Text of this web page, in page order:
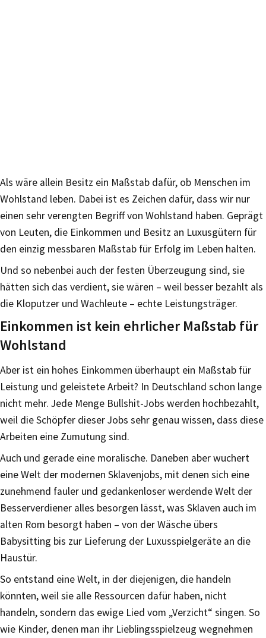
Als wäre allein Besitz ein Maßstab dafür, ob Menschen im
Wohlstand leben. Dabei ist es Zeichen dafür, dass wir nur
einen sehr verengten Begriff von Wohlstand haben. Geprägt
von Leuten, die Einkommen und Besitz an Luxusgütern für
den einzig messbaren Maßstab für Erfolg im Leben halten.
Und so nebenbei auch der festen Überzeugung sind, sie
hätten sich das verdient, sie wären – weil besser bezahlt als
die Kloputzer und Wachleute – echte Leistungsträger.
Einkommen ist kein ehrlicher Maßstab für
Wohlstand
Aber ist ein hohes Einkommen überhaupt ein Maßstab für
Leistung und geleistete Arbeit? In Deutschland schon lange
nicht mehr. Jede Menge Bullshit-Jobs werden hochbezahlt,
weil die Schöpfer dieser Jobs sehr genau wissen, dass diese
Arbeiten eine Zumutung sind.
Auch und gerade eine moralische. Daneben aber wuchert
eine Welt der modernen Sklavenjobs, mit denen sich eine
zunehmend fauler und gedankenloser werdende Welt der
Besserverdiener alles besorgen lässt, was Sklaven auch im
alten Rom besorgt haben – von der Wäsche übers
Babysitting bis zur Lieferung der Luxusspielgeräte an die
Haustür.
So entstand eine Welt, in der diejenigen, die handeln
könnten, weil sie alle Ressourcen dafür haben, nicht
handeln, sondern das ewige Lied vom „Verzicht“ singen. So
wie Kinder, denen man ihr Lieblingsspielzeug wegnehmen